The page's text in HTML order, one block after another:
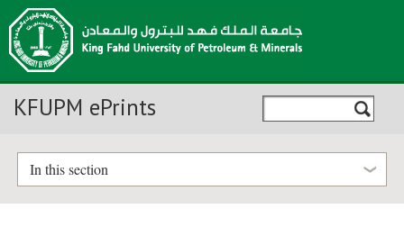
KFUPM ePrints
In this section